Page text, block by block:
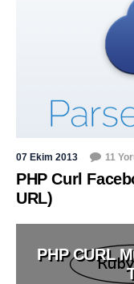
07 Ekim 2013 11
PHP Curl
URL)
PHP CURL